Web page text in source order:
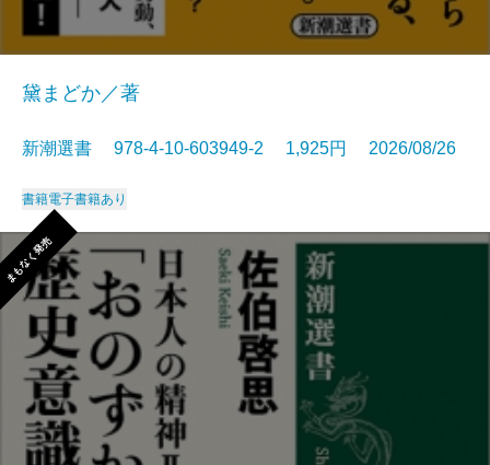
黛まどか／著
新潮選書 978-4-10-603949-2 1,925円 2026/08/26
書籍電子書籍あり
まもなく発売